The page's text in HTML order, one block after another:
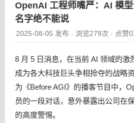
OpenAI 工程师嘴严：AI 模型
名字绝不能说
2025-08-05 发布 · 浏览279次 · 点赞
8 月 5 日消息，在当前 AI 领域的激
成为各大科技巨头争相抢夺的战略
为《Before AGI》的播客节目中，
员的一段对话，意外暴露出公司在
的高度警惕。